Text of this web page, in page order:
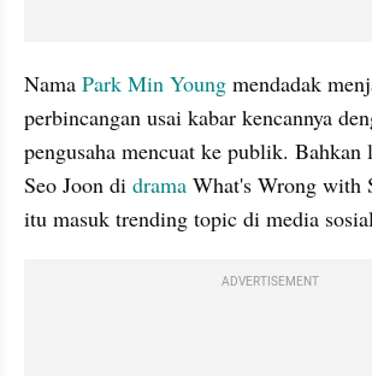
Nama Park Min Young mendadak
perbincangan usai kabar kencannya
pengusaha mencuat ke publik. Bahkan
Seo Joon di drama What's Wrong with
itu masuk trending topic di media
ADVERTISEMENT